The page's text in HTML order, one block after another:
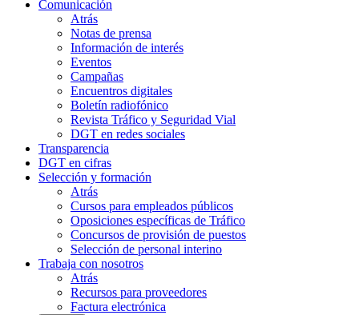
Comunicación
Atrás
Notas de prensa
Información de interés
Eventos
Campañas
Encuentros digitales
Boletín radiofónico
Revista Tráfico y Seguridad Vial
DGT en redes sociales
Transparencia
DGT en cifras
Selección y formación
Atrás
Cursos para empleados públicos
Oposiciones específicas de Tráfico
Concursos de provisión de puestos
Selección de personal interino
Trabaja con nosotros
Atrás
Recursos para proveedores
Factura electrónica